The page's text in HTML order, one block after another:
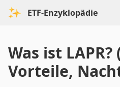
ETF-Enzyklopädie
Was ist
Vorteile,